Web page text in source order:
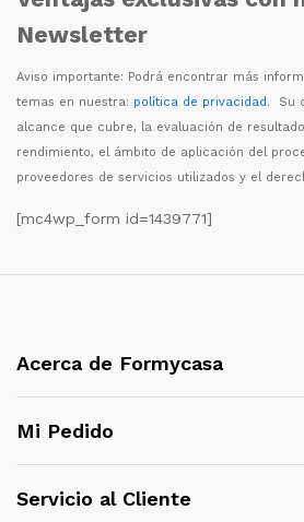
Newsletter
Aviso importante: Podrá encontrar más
temas en nuestra: política de privacidad. Su
alcance que cubre, la evaluación de
rendimiento, el ámbito de aplicación del
proveedores de servicios utilizados y el
[mc4wp_form id=1439771]
Acerca de Formycasa
Mi Pedido
Servicio al Cliente